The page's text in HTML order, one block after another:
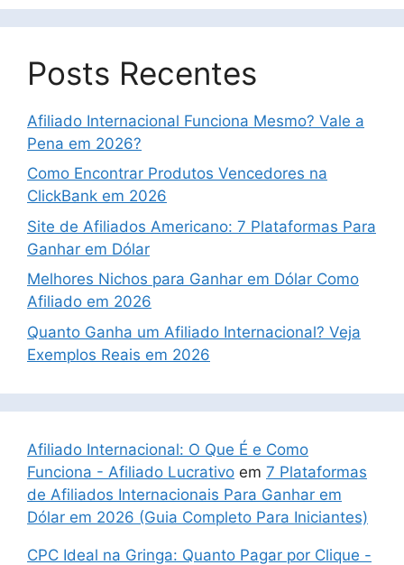
Posts Recentes
Afiliado Internacional Funciona Mesmo? Vale a
Pena em 2026?
Como Encontrar Produtos Vencedores na
ClickBank em 2026
Site de Afiliados Americano: 7 Plataformas Para
Ganhar em Dólar
Melhores Nichos para Ganhar em Dólar Como
Afiliado em 2026
Quanto Ganha um Afiliado Internacional? Veja
Exemplos Reais em 2026
Afiliado Internacional: O Que É e Como
Funciona - Afiliado Lucrativo em 7 Plataformas
de Afiliados Internacionais Para Ganhar em
Dólar em 2026 (Guia Completo Para Iniciantes)
CPC Ideal na Gringa: Quanto Pagar por Clique -